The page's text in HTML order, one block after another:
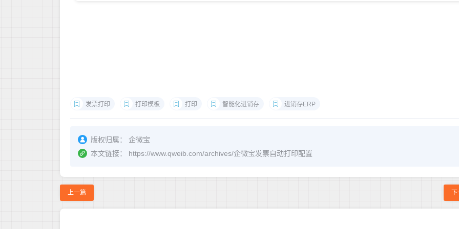
发票打印 打印模板 打印 智能化进销存 进销存ERP
版权归属：
企微宝
本文链接：
https://www.qweib.com/archives/企微宝发票自动打印配置
上一篇